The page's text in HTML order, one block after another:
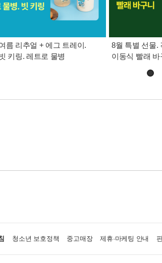
름 리추얼 + 에그 트레이.
키링. 레트로 물병
8월 특별 선물.
이동식 빨래 바
청소년 보호정책 중고매장 제휴·마케팅 안내